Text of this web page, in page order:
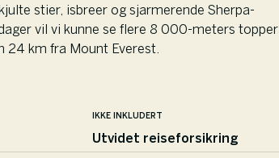
stier, isbreer og sjarmerende Sherpa-
vil vi kunne se flere 8 000-meters topper
24 km fra Mount Everest.
IKKE INKLUDERT
Utvidet reiseforsikring